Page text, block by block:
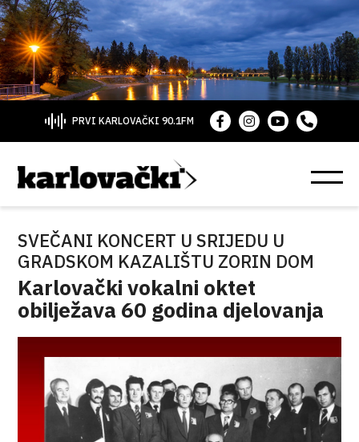
PRVI KARLOVAČKI 90.1FM
SVEČANI KONCERT U SRIJEDU U
GRADSKOM KAZALIŠTU ZORIN DOM
Karlovački vokalni oktet
obilježava 60 godina djelovanja